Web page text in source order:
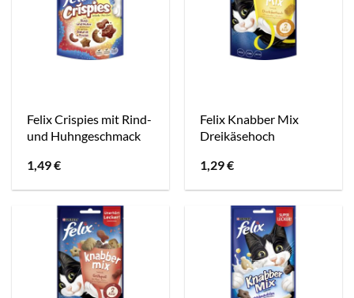
Felix Crispies mit Rind-
und Huhngeschmack
1,49€
Felix Knabber Mix
Dreikäsehoch
1,29€